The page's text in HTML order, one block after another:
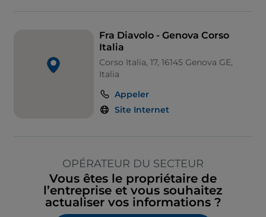
Fra Diavolo - Genova Corso
Italia
Corso Italia, 17, 16145 Genova GE,
Italia
Appeler
Site Internet
OPÉRATEUR DU SECTEUR
Vous êtes le propriétaire de
l’entreprise et vous souhaitez
actualiser vos informations ?